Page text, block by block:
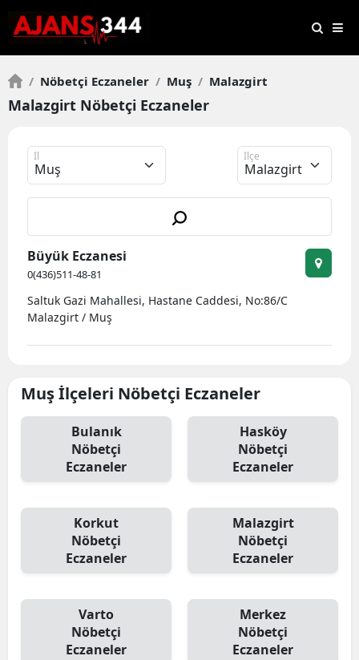
/ Nöbetçi Eczaneler / Muş / Malazgirt
Malazgirt Nöbetçi Eczaneler
İl İlçe
Büyük Eczanesi
0(436)511-48-81
Saltuk Gazi Mahallesi, Hastane Caddesi, No:86/C
Malazgirt / Muş
Muş İlçeleri Nöbetçi Eczaneler
Bulanık
Nöbetçi
Eczaneler
Hasköy
Nöbetçi
Eczaneler
Korkut
Nöbetçi
Eczaneler
Malazgirt
Nöbetçi
Eczaneler
Varto
Nöbetçi
Eczaneler
Merkez
Nöbetçi
Eczaneler